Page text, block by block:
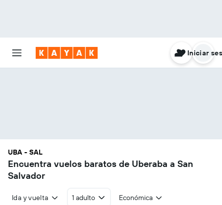
Iniciar
UBA - SAL
Encuentra vuelos baratos de Uberaba a San
Salvador
Ida y vuelta 1 adulto Económica